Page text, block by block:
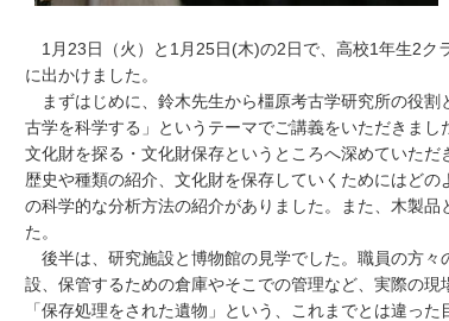
1月23日（火）と1月25日(木)の2日で、高校1年生2ク
に出かけました。
まずはじめに、鈴木先生から橿原考古学研究所の役
古学を科学する」というテーマでご講義をいただきまし
文化財を探る・文化財保存というところへ深めていた
歴史や種類の紹介、文化財を保存していくためにはど
の科学的な分析方法の紹介がありました。また、木製
た。
後半は、研究施設と博物館の見学でした。職員の方
設、保管するための倉庫やそこでの管理など、実際の現
「保存処理をされた遺物」という、これまでとは違っ